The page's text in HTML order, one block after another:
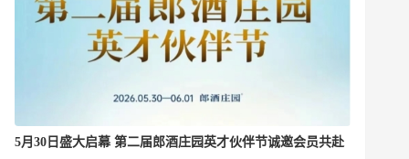
5月30日盛大启幕 第二届郎酒庄园英才伙伴节诚邀会员共赴